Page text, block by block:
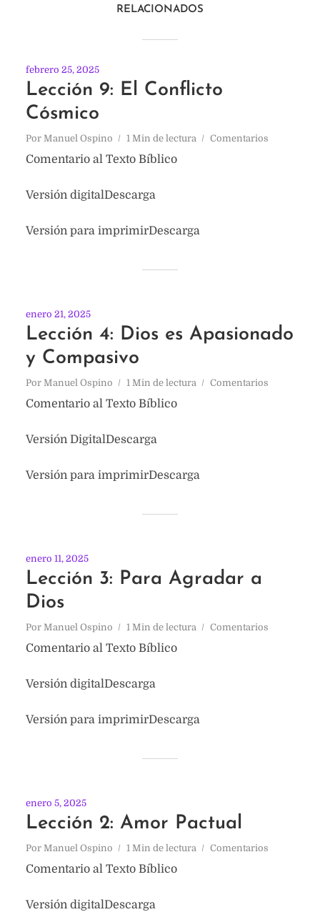
RELACIONADOS
febrero 25, 2025
Lección 9: El Conflicto
Cósmico
Por Manuel Ospino 1 Min de lectura Comentarios
Comentario al Texto Bíblico
Versión digitalDescarga
Versión para imprimirDescarga
enero 21, 2025
Lección 4: Dios es Apasionado
y Compasivo
Por Manuel Ospino 1 Min de lectura Comentarios
Comentario al Texto Bíblico
Versión DigitalDescarga
Versión para imprimirDescarga
enero 11, 2025
Lección 3: Para Agradar a
Dios
Por Manuel Ospino 1 Min de lectura Comentarios
Comentario al Texto Bíblico
Versión digitalDescarga
Versión para imprimirDescarga
enero 5, 2025
Lección 2: Amor Pactual
Por Manuel Ospino 1 Min de lectura Comentarios
Comentario al Texto Bíblico
Versión digitalDescarga